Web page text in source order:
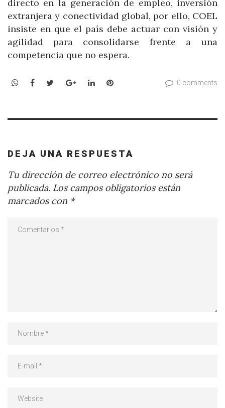
directo en la generación de empleo, inversión
extranjera y conectividad global, por ello, COEL
insiste en que el país debe actuar con visión y
agilidad para consolidarse frente a una
competencia que no espera.
WhatsApp
Facebook
TwitterGoogle+LinkedInPinterest 0 comments
DEJA UNA RESPUESTA
Tu dirección de correo electrónico no será
publicada. Los campos obligatorios están
marcados con *